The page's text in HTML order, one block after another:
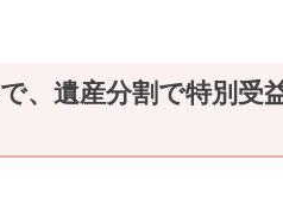
、遺産分割で特別受